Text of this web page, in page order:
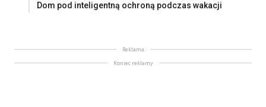
Dom pod inteligentną ochroną podczas wakacji
Reklama
Koniec reklamy